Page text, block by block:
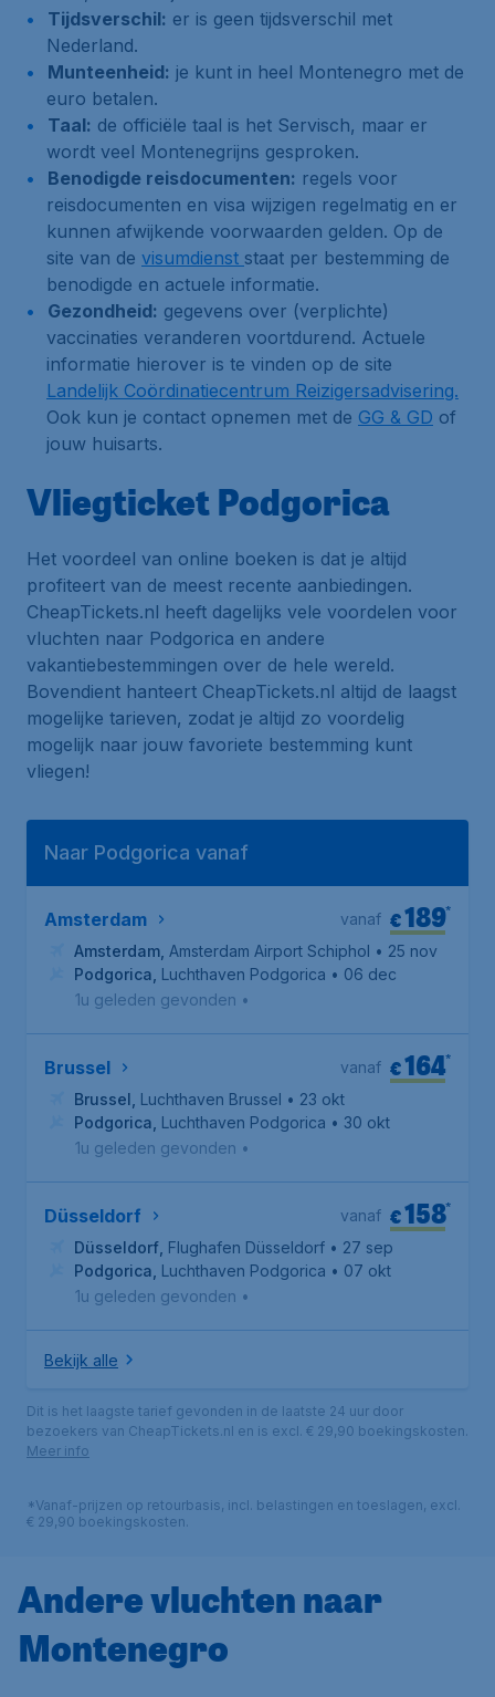
Tijdsverschil: er is geen tijdsverschil met
Nederland.
Munteenheid: je kunt in heel Montenegro met de
euro betalen.
Taal: de officiële taal is het Servisch, maar er
wordt veel Montenegrijns gesproken.
Benodigde reisdocumenten: regels voor
reisdocumenten en visa wijzigen regelmatig en er
kunnen afwijkende voorwaarden gelden. Op de
site van de visumdienst staat per bestemming de
benodigde en actuele informatie.
Gezondheid: gegevens over (verplichte)
vaccinaties veranderen voortdurend. Actuele
informatie hierover is te vinden op de site
Landelijk Coördinatiecentrum Reizigersadvisering.
Ook kun je contact opnemen met de GG & GD of
jouw huisarts.
Vliegticket Podgorica
Het voordeel van online boeken is dat je altijd
profiteert van de meest recente aanbiedingen.
CheapTickets.nl heeft dagelijks vele voordelen voor
vluchten naar Podgorica en andere
vakantiebestemmingen over de hele wereld.
Bovendient hanteert CheapTickets.nl altijd de laagst
mogelijke tarieven, zodat je altijd zo voordelig
mogelijk naar jouw favoriete bestemming kunt
vliegen!
Naar Podgorica vanaf
Amsterdam €189*
vanaf
Amsterdam Amsterdam Airport Schiphol • 25 nov
Podgorica Luchthaven Podgorica • 06 dec
1u geleden gevonden •
Brussel €164*
vanaf
Brussel Luchthaven Brussel • 23 okt
Podgorica Luchthaven Podgorica • 30 okt
1u geleden gevonden •
Düsseldorf €158*
vanaf
Düsseldorf Flughafen Düsseldorf • 27 sep
Podgorica Luchthaven Podgorica • 07 okt
1u geleden gevonden •
Bekijk alle
Dit is het laagste tarief gevonden in de laatste 24 uur door
bezoekers van CheapTickets.nl en is excl. € 29,90 boekingskosten.
Meer info
*Vanaf-prijzen op retourbasis, incl. belastingen en toeslagen, excl.
€ 29,90 boekingskosten.
Andere vluchten naar
Montenegro